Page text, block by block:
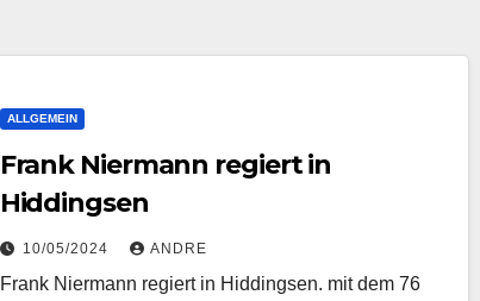
ALLGEMEIN
Frank Niermann regiert in
Hiddingsen
10/05/2024 ANDRE
Frank Niermann regiert in Hiddingsen. mit dem 76